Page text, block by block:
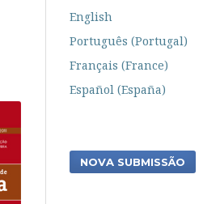
English
Português (Portugal)
Français (France)
Español (España)
NOVA SUBMISSÃO